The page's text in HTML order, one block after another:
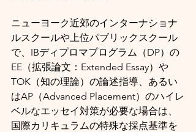
ニューヨーク近郊のインターナショナ
ルスクールや上位パブリックスクール
で、IBディプロマプログラム（DP）の
EE（拡張論文：Extended Essay）や
TOK（知の理論）の論述指導、あるい
はAP（Advanced Placement）のハイレ
ベルなエッセイ対策が必要な場合は、
国際カリキュラムの特殊な採点基準を